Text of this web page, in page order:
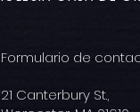
Formulario de
21 Canterbury St.,